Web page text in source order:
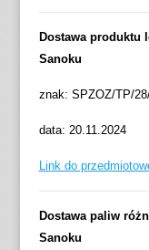
Dostawa produktu
Sanoku
znak: SPZOZ/TP/
data: 20.11.2024
Link do
Dostawa paliw
Sanoku